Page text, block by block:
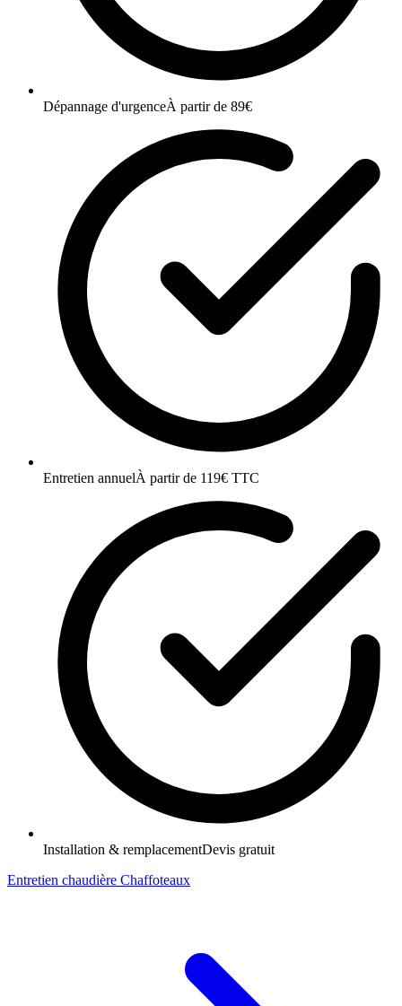
Dépannage d'urgenceÀ partir de 89€
Entretien annuelÀ partir de 119€ TTC
Installation & remplacementDevis gratuit
Entretien chaudière Chaffoteaux